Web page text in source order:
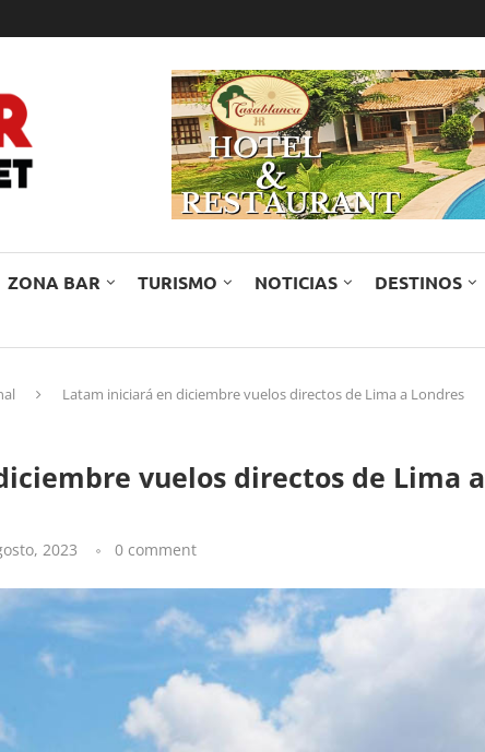
ZONA BAR TURISMO NOTICIAS DESTINOS
Latam iniciará en diciembre vuelos directos de Lima a Londres
vuelos directos de Lima a
2023 0 comment